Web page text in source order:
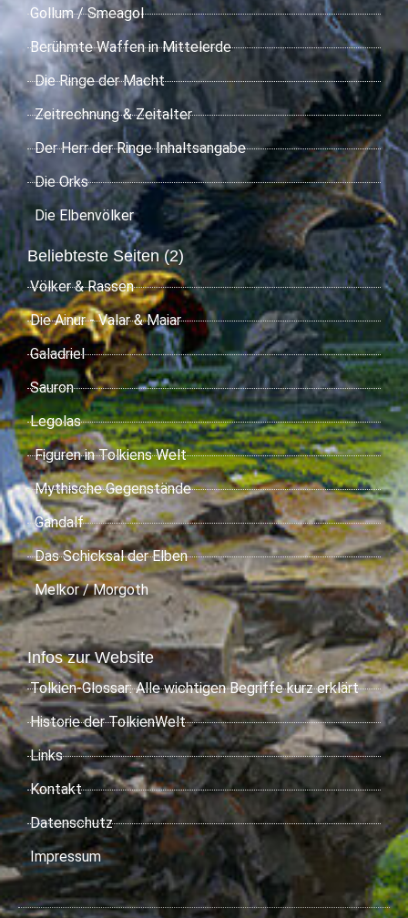
Gollum / Smeagol
Berühmte Waffen in Mittelerde
Die Ringe der Macht
Zeitrechnung & Zeitalter
Der Herr der Ringe Inhaltsangabe
Die Orks
Die Elbenvölker
Beliebteste Seiten (2)
Völker & Rassen
Die Ainur - Valar & Maiar
Galadriel
Sauron
Legolas
Figuren in Tolkiens Welt
Mythische Gegenstände
Gandalf
Das Schicksal der Elben
Melkor / Morgoth
Infos zur Website
Tolkien-Glossar: Alle wichtigen Begriffe kurz erklärt
Historie der TolkienWelt
Links
Kontakt
Datenschutz
Impressum